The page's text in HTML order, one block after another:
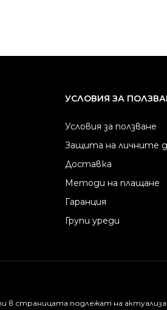
УСЛОВИЯ ЗА
Условия за ползване
Защита на личните
Доставка
Методи на плащане
Гаранция
Групи уреди
в страницата подлежат на